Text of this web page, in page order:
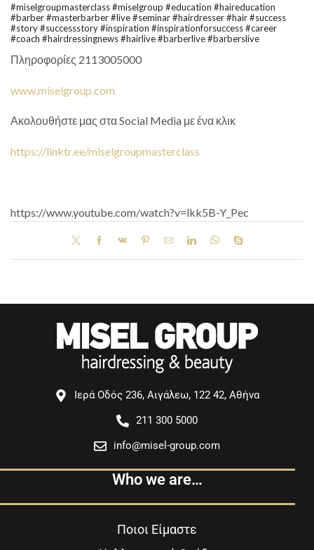
#miselgroupmasterclass #miselgroup #education #haireducation
#barber #masterbarber #live #seminar #hairdresser #hair #success
#story #successstory #inspiration #inspirationforsuccess #career
#coach #hairdressingnews #hairlive #barberlive #barberslive
Πληροφορίες 2113005000
www.miselgroup.com
Ακολουθήστε μας στα Social Media με ένα κλικ
https://linktr.ee/miselgroupmasterclass
https://www.youtube.com/watch?v=lkk5B-Y_Pec
Ιερά Οδός 236, Αιγάλεω, 122 42, Αθήνα
211 300 5000
info@misel-group.com
Who we are…
Ποιοι Είμαστε